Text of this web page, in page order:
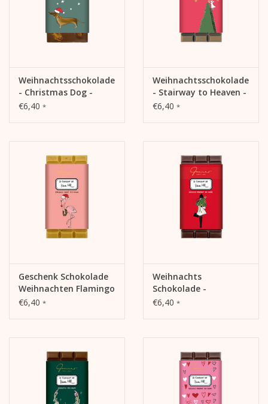
Weihnachtsschokolade
- Christmas Dog -
Gebrannte Mandeln,
€6,40 *
Weihnachtsschokolade
- Stairway to Heaven -
Caramel & Canelle,
€6,40 *
Geschenk Schokolade
Weihnachten Flamingo
- Caramel-Sablé
€6,40 *
Weihnachts
Schokolade -
Haselnuss Krokant -
€6,40 *